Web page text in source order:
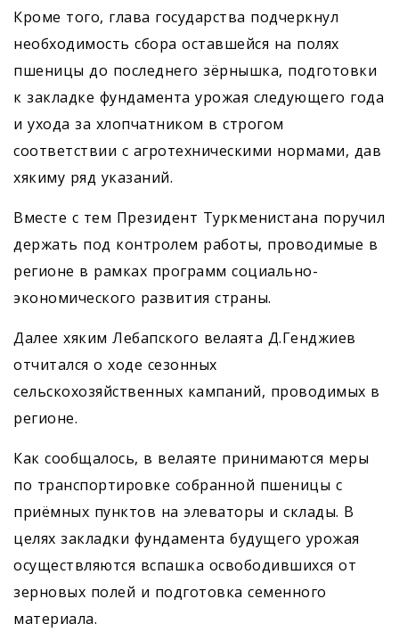
Кроме того, глава государства подчеркнул
необходимость сбора оставшейся на полях
пшеницы до последнего зёрнышка, подготовки
к закладке фундамента урожая следующего года
и ухода за хлопчатником в строгом
соответствии с агротехническими нормами, дав
хякиму ряд указаний.
Вместе с тем Президент Туркменистана поручил
держать под контролем работы, проводимые в
регионе в рамках программ социально-
экономического развития страны.
Далее хяким Лебапского велаята Д.Генджиев
отчитался о ходе сезонных
сельскохозяйственных кампаний, проводимых в
регионе.
Как сообщалось, в велаяте принимаются меры
по транспортировке собранной пшеницы с
приёмных пунктов на элеваторы и склады. В
целях закладки фундамента будущего урожая
осуществляются вспашка освободившихся от
зерновых полей и подготовка семенного
материала.